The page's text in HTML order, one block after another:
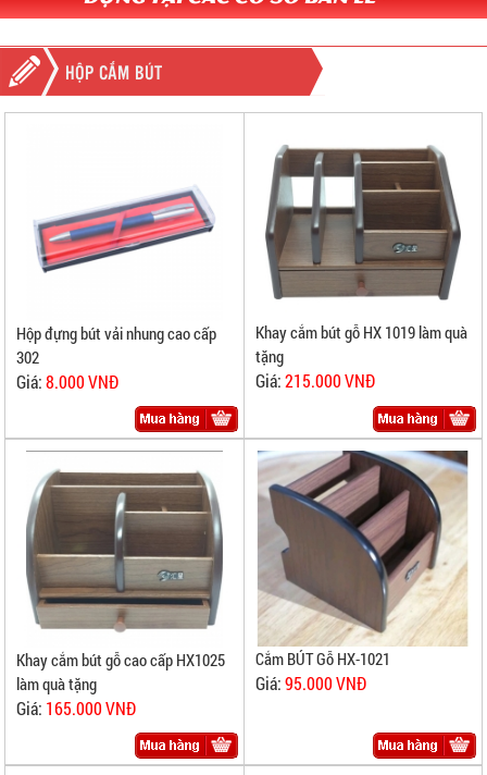
HỘP CẮM BÚT
Hộp đựng bút vải nhung cao cấp
302
Giá:8.000 VNĐ
Khay cắm bút gỗ HX 1019 làm quà
tặng
Giá:215.000 VNĐ
Khay cắm bút gỗ cao cấp HX1025
làm quà tặng
Giá: 165.000 VNĐ
Cắm BÚT Gỗ HX-1021
Giá:95.000 VNĐ